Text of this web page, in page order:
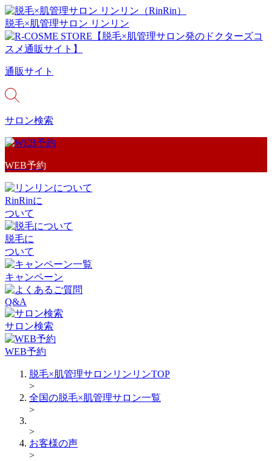
脱毛×肌管理サロン リンリン
通販サイト
サロン検索
WEB予約
RinRinに
ついて
脱毛に
ついて
キャンペーン
Q&A
サロン検索
WEB予約
脱毛×肌管理サロンリンリンTOP
>
全国の脱毛×肌管理サロン一覧
>
>
お客様の声
>